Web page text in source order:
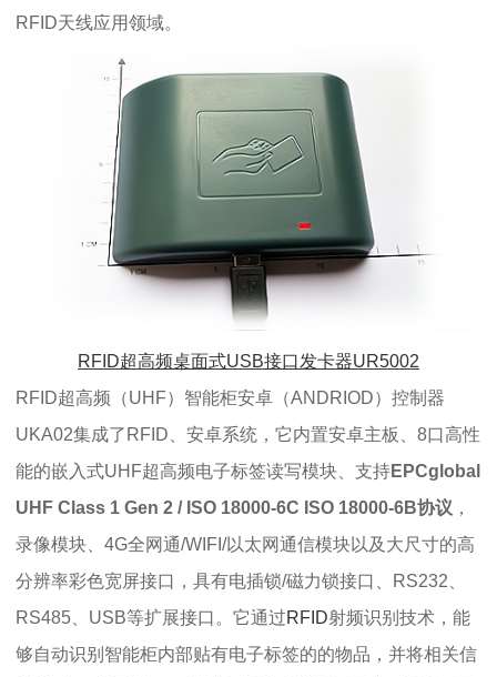
RFID天线应用领域。
RFID超高频桌面式USB接口发卡器UR5002
RFID超高频（UHF）智能柜安卓（ANDRIOD）控制器
UKA02集成了RFID、安卓系统，它内置安卓主板、8口高性
能的嵌入式UHF超高频电子标签读写模块、 支持EPCglobal
UHF Class 1 Gen 2 / ISO 18000-6C ISO 18000-6B协议 ，
录像模块、4G全网通/WIFI/以太网通信模块以及大尺寸的高
分辨率彩色宽屏接口，具有电插锁/磁力锁接口、RS232、
RS485、USB等扩展接口。它通过RFID射频识别技术，能
够自动识别智能柜内部贴有电子标签的的物品，并将相关信